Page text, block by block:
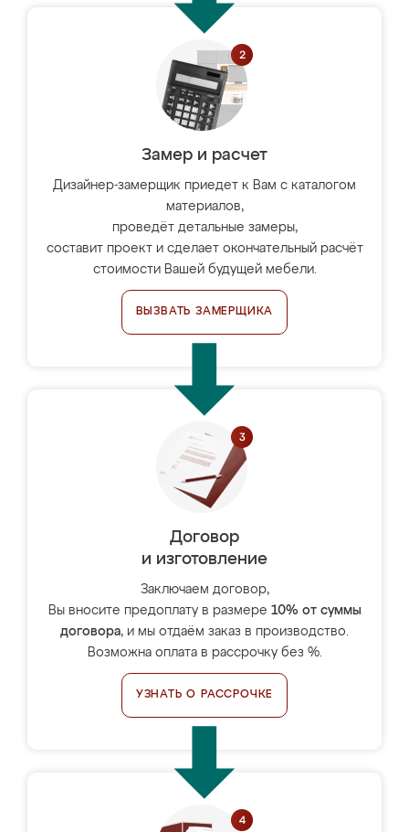
Замер и расчет
Дизайнер-замерщик приедет к Вам с каталогом
материалов,
проведёт детальные замеры,
составит проект и сделает окончательный расчёт
стоимости Вашей будущей мебели.
ВЫЗВАТЬ ЗАМЕРЩИКА
Договор
и изготовление
Заключаем договор,
Вы вносите предоплату в размере 10% от суммы
договора, и мы отдаём заказ в производство.
Возможна оплата в рассрочку без %.
УЗНАТЬ О РАССРОЧКЕ